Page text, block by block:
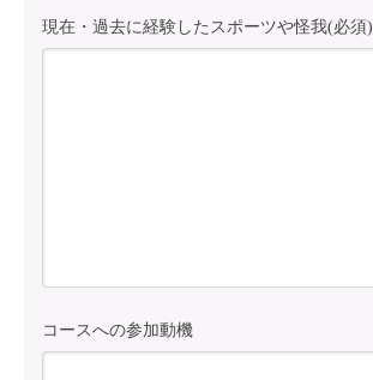
現在・過去に経験したスポーツや怪我(必須)
コースへの参加動機